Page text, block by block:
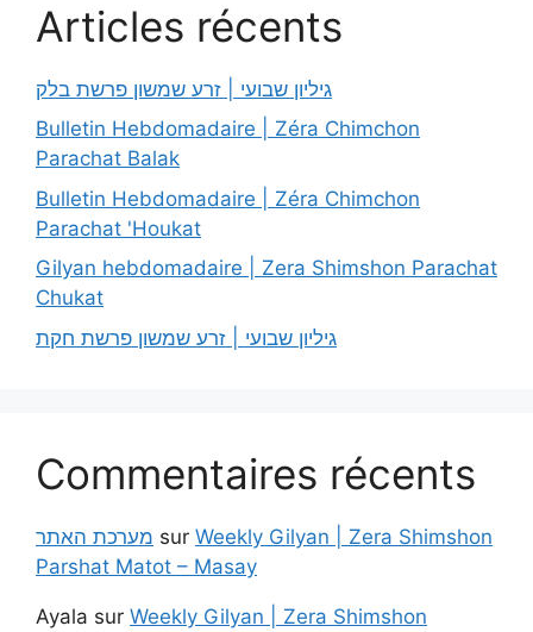
Articles récents
גיליון שבועי | זרע שמשון פרשת בלק
Bulletin Hebdomadaire | Zéra Chimchon
Parachat Balak
Bulletin Hebdomadaire | Zéra Chimchon
Parachat 'Houkat
Gilyan hebdomadaire | Zera Shimshon Parachat
Chukat
גיליון שבועי | זרע שמשון פרשת חקת
Commentaires récents
מערכת האתר sur Weekly Gilyan | Zera Shimshon
Parshat Matot – Masay
Ayala sur Weekly Gilyan | Zera Shimshon